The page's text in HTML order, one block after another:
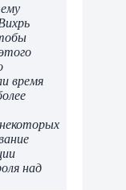
время
над